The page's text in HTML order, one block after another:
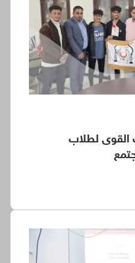
القوى لطلاب